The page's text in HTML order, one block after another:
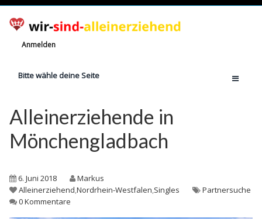
Anmelden
Bitte wähle deine Seite
Jetzt registrieren!
Ratgeber
Finanzielle Hilfe
Witze
Alleinerziehende in
Mönchengladbach
6. Juni 2018
Markus
Alleinerziehend,Nordrhein-Westfalen,Singles
Partnersuche
0 Kommentare